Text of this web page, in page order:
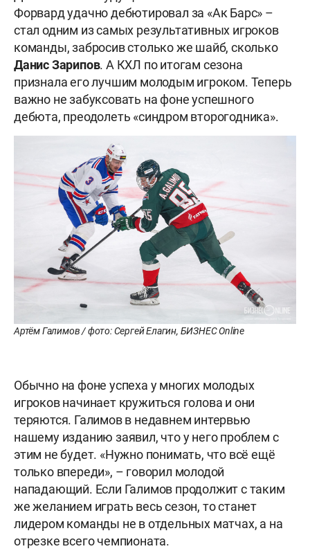
Форвард удачно дебютировал за «Ак Барс» –
стал одним из самых результативных игроков
команды, забросив столько же шайб, сколько
Данис Зарипов. А КХЛ по итогам сезона
признала его лучшим молодым игроком. Теперь
важно не забуксовать на фоне успешного
дебюта, преодолеть «синдром второгодника».
Артём Галимов / фото: Сергей Елагин, БИЗНЕС Online
Обычно на фоне успеха у многих молодых
игроков начинает кружиться голова и они
теряются. Галимов в недавнем интервью
нашему изданию заявил, что у него проблем с
этим не будет. «Нужно понимать, что всё ещё
только впереди», – говорил молодой
нападающий. Если Галимов продолжит с таким
же желанием играть весь сезон, то станет
лидером команды не в отдельных матчах, а на
отрезке всего чемпионата.